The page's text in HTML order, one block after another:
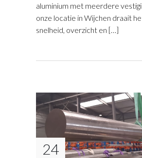
aluminium met meerdere
onze locatie in Wijchen draait
snelheid, overzicht en […]
24